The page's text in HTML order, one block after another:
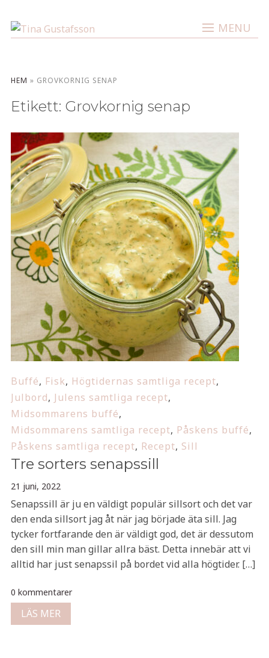
MENU
HEM » GROVKORNIG SENAP
Etikett: Grovkornig senap
Buffé, Fisk, Högtidernas samtliga recept,
Julbord, Julens samtliga recept,
Midsommarens buffé,
Midsommarens samtliga recept, Påskens buffé,
Påskens samtliga recept, Recept, Sill
Tre sorters senapssill
21 juni, 2022
Senapssill är ju en väldigt populär sillsort och det var
den enda sillsort jag åt när jag började äta sill. Jag
tycker fortfarande den är väldigt god, det är dessutom
den sill min man gillar allra bäst. Detta innebär att vi
alltid har just senapssil på bordet vid alla högtider. […]
0 kommentarer
LÄS MER